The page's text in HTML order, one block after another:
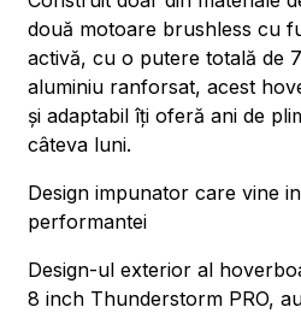
două motoare brushless cu
activă, cu o putere totală de
aluminiu ranforsat, acest
și adaptabil îți oferă ani de
câteva luni.
Design impunator care vine
performantei
Design-ul exterior al
8 inch Thunderstorm PRO,